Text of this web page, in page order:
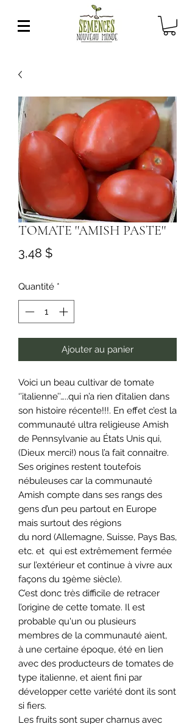
TOMATE ''AMISH PASTE''
3,48 $Prix
Quantité *
Ajouter au panier
Voici un beau cultivar de tomate
‘’italienne’’…..qui n’a rien d’italien dans
son histoire récente!!!. En effet c’est la
communauté ultra religieuse Amish
de Pennsylvanie au États Unis qui,
(Dieux merci!) nous l’a fait connaitre.
Ses origines restent toutefois
nébuleuses car la communauté
Amish compte dans ses rangs des
gens d’un peu partout en Europe
mais surtout des régions
du nord (Allemagne, Suisse, Pays Bas,
etc. et qui est extrêmement fermée
sur l’extérieur et continue à vivre aux
façons du 19ème siècle).
C’est donc très difficile de retracer
l’origine de cette tomate. Il est
probable qu'un ou plusieurs
membres de la communauté aient,
à une certaine époque, été en lien
avec des producteurs de tomates de
type italienne, et aient fini par
développer cette variété dont ils sont
si fiers.
Les fruits sont super charnus avec